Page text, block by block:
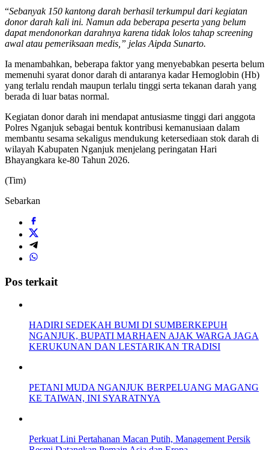
“Sebanyak 150 kantong darah berhasil terkumpul dari kegiatan
donor darah kali ini. Namun ada beberapa peserta yang belum
dapat mendonorkan darahnya karena tidak lolos tahap screening
awal atau pemeriksaan medis,” jelas Aipda Sunarto.
Ia menambahkan, beberapa faktor yang menyebabkan peserta belum
memenuhi syarat donor darah di antaranya kadar Hemoglobin (Hb)
yang terlalu rendah maupun terlalu tinggi serta tekanan darah yang
berada di luar batas normal.
Kegiatan donor darah ini mendapat antusiasme tinggi dari anggota
Polres Nganjuk sebagai bentuk kontribusi kemanusiaan dalam
membantu sesama sekaligus mendukung ketersediaan stok darah di
wilayah Kabupaten Nganjuk menjelang peringatan Hari
Bhayangkara ke-80 Tahun 2026.
(Tim)
Sebarkan
Pos terkait
HADIRI SEDEKAH BUMI DI SUMBERKEPUH
NGANJUK, BUPATI MARHAEN AJAK WARGA JAGA
KERUKUNAN DAN LESTARIKAN TRADISI
PETANI MUDA NGANJUK BERPELUANG MAGANG
KE TAIWAN, INI SYARATNYA
Perkuat Lini Pertahanan Macan Putih, Management Persik